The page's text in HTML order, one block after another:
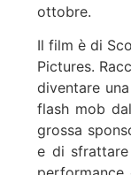
ottobre.
Il film è di
Pictures.
diventare
flash mob
grossa
e di